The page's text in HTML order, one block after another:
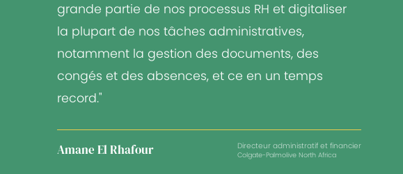
grande partie de nos processus RH et digitaliser
la plupart de nos tâches administratives,
notamment la gestion des documents, des
congés et des absences, et ce en un temps
record."
Amane El Rhafour Directeur administratif et financier
Colgate-Palmolive North Africa